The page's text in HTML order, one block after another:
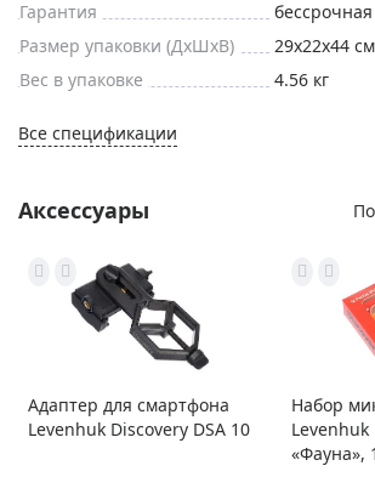
Гарантия
бессрочная
Размер упаковки (ДxШxВ)
29x22x44 см
Вес в упаковке
4.56 кг
Все спецификации
Аксессуары
Адаптер для смартфона
Levenhuk Discovery DSA 10
Набор
Levenhuk
«Фауна»,